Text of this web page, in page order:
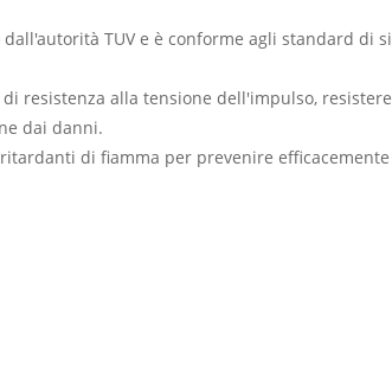
dall'autorità TUV e è conforme agli standard
resistenza alla tensione dell'impulso,
dai danni.
di fiamma per prevenire